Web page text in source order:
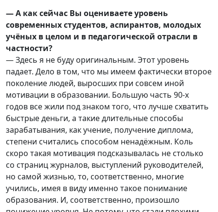
— А как сейчас Вы оцениваете уровень
современных студентов, аспирантов, молодых
учёных в целом и в педагогической отрасли в
частности?
— Здесь я не буду оригинальным. Этот уровень
падает. Дело в том, что мы имеем фактически второе
поколение людей, выросших при совсем иной
мотивации в образовании. Большую часть 90-х
годов все жили под знаком того, что лучше схватить
быстрые деньги, а такие длительные способы
зарабатывания, как учение, получение диплома,
степени считались способом ненадёжным. Коль
скоро такая мотивация подсказывалась не столько
со страниц журналов, выступлений руководителей,
но самой жизнью, то, соответственно, многие
учились, имея в виду именно такое понимание
образования. И, соответственно, произошло